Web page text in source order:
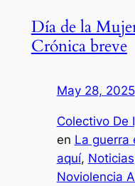
Día de la
Crónica breve
May 28, 2025
Colectivo De
en La guerra
aquí, Noticias
Noviolencia